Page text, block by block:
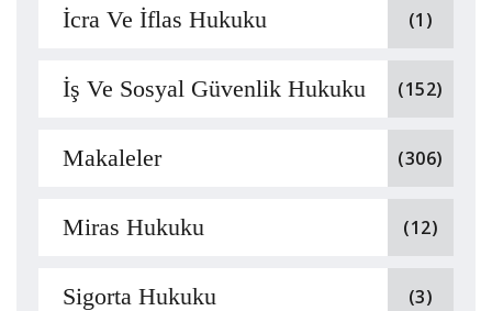
İcra Ve İflas Hukuku (1)
İş Ve Sosyal Güvenlik Hukuku (152)
Makaleler (306)
Miras Hukuku (12)
Sigorta Hukuku (3)